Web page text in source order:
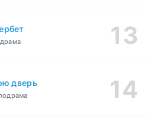
дверь